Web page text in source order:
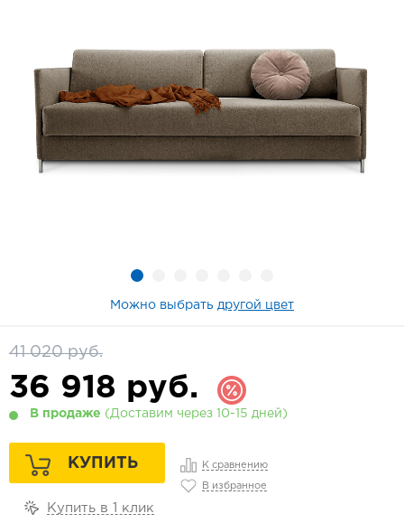
Можно выбрать другой цвет
41 020 руб.
36 918 руб.
В продаже (Доставим через 10-15 дней)
КУПИТЬ К сравнению
В избранное
Купить в 1 клик